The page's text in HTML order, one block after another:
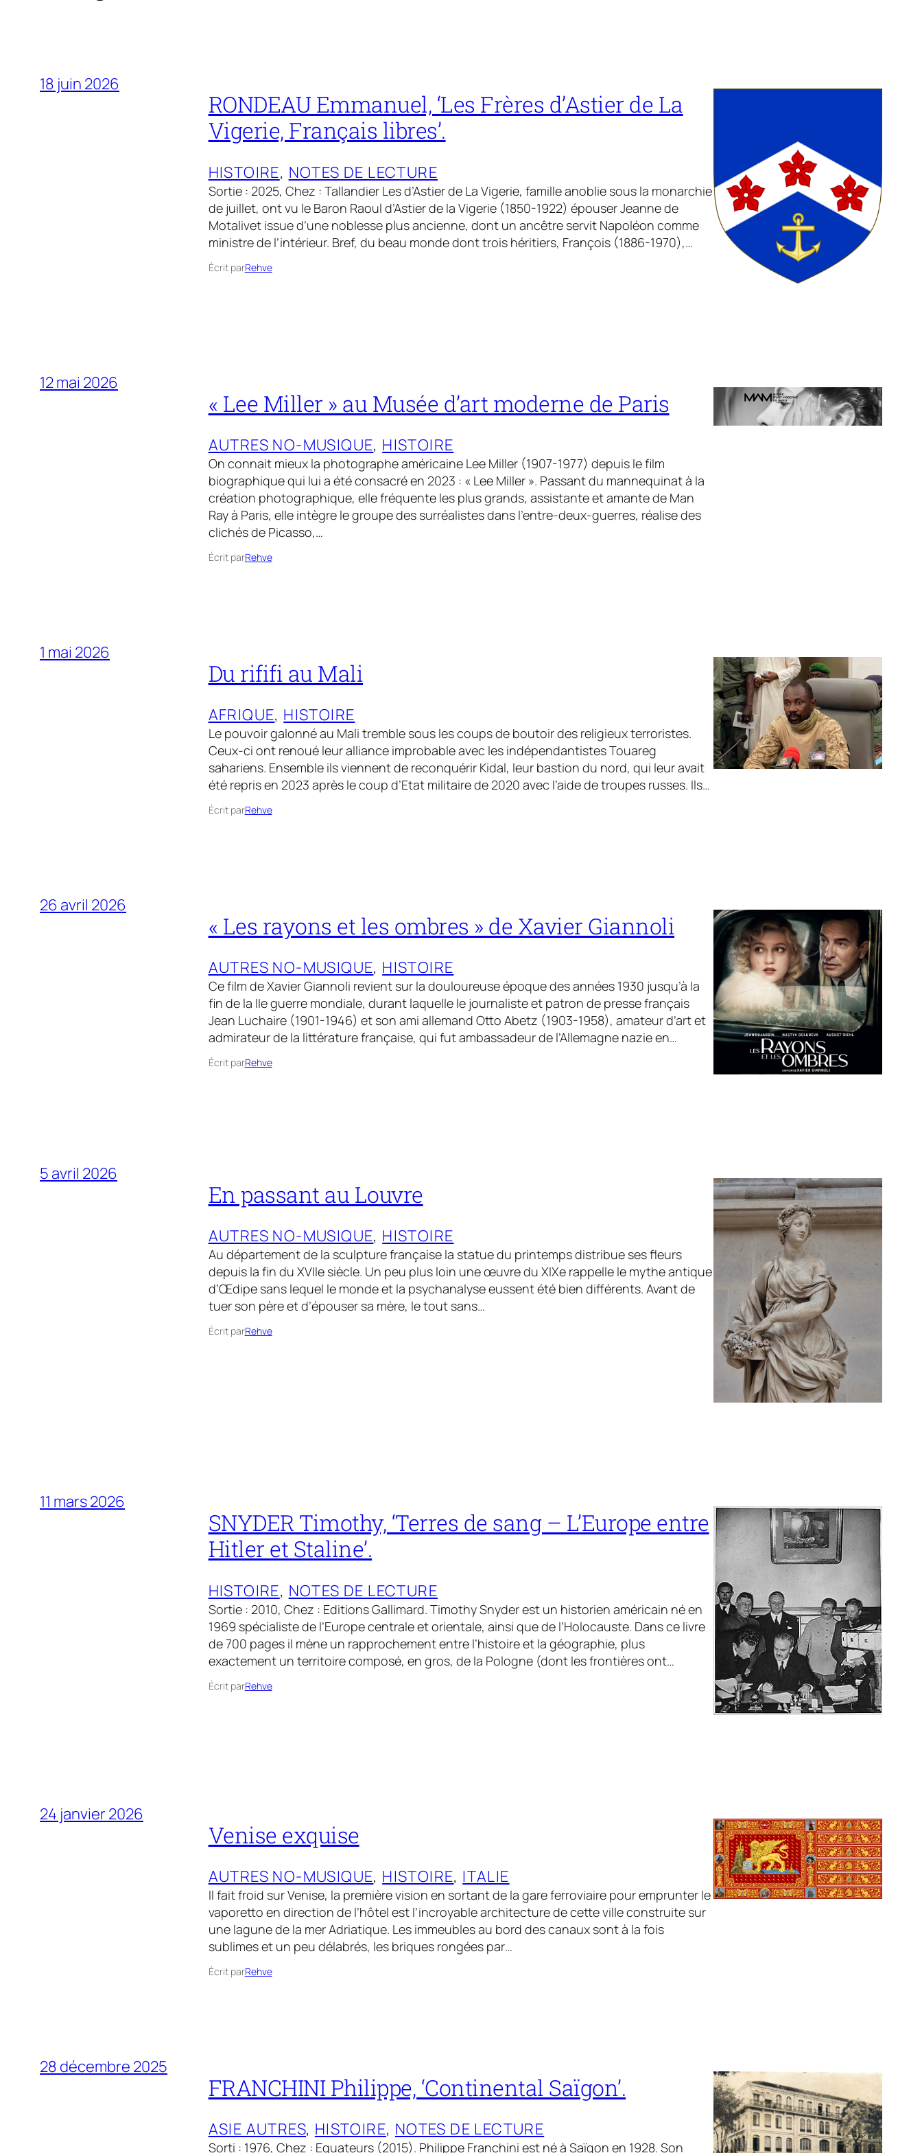
18 juin 2026
RONDEAU Emmanuel, ‘Les Frères d’Astier de La
Vigerie, Français libres’.
HISTOIRE, NOTES DE LECTURE
Sortie : 2025, Chez : Tallandier Les d’Astier de La Vigerie, famille anoblie sous la monarchie
de juillet, ont vu le Baron Raoul d’Astier de la Vigerie (1850-1922) épouser Jeanne de
Motalivet issue d’une noblesse plus ancienne, dont un ancêtre servit Napoléon comme
ministre de l’intérieur. Bref, du beau monde dont trois héritiers, François (1886-1970),…
Écrit parRehve
12 mai 2026
« Lee Miller » au Musée d’art moderne de Paris
AUTRES NO-MUSIQUE, HISTOIRE
On connait mieux la photographe américaine Lee Miller (1907-1977) depuis le film
biographique qui lui a été consacré en 2023 : « Lee Miller ». Passant du mannequinat à la
création photographique, elle fréquente les plus grands, assistante et amante de Man
Ray à Paris, elle intègre le groupe des surréalistes dans l’entre-deux-guerres, réalise des
clichés de Picasso,…
Écrit parRehve
1 mai 2026
Du rififi au Mali
AFRIQUE, HISTOIRE
Le pouvoir galonné au Mali tremble sous les coups de boutoir des religieux terroristes.
Ceux-ci ont renoué leur alliance improbable avec les indépendantistes Touareg
sahariens. Ensemble ils viennent de reconquérir Kidal, leur bastion du nord, qui leur avait
été repris en 2023 après le coup d’Etat militaire de 2020 avec l’aide de troupes russes. Ils…
Écrit parRehve
26 avril 2026
« Les rayons et les ombres » de Xavier Giannoli
AUTRES NO-MUSIQUE, HISTOIRE
Ce film de Xavier Giannoli revient sur la douloureuse époque des années 1930 jusqu’à la
fin de la IIe guerre mondiale, durant laquelle le journaliste et patron de presse français
Jean Luchaire (1901-1946) et son ami allemand Otto Abetz (1903-1958), amateur d’art et
admirateur de la littérature française, qui fut ambassadeur de l’Allemagne nazie en…
Écrit parRehve
5 avril 2026
En passant au Louvre
AUTRES NO-MUSIQUE, HISTOIRE
Au département de la sculpture française la statue du printemps distribue ses fleurs
depuis la fin du XVIIe siècle. Un peu plus loin une œuvre du XIXe rappelle le mythe antique
d’Œdipe sans lequel le monde et la psychanalyse eussent été bien différents. Avant de
tuer son père et d’épouser sa mère, le tout sans…
Écrit parRehve
11 mars 2026
SNYDER Timothy, ‘Terres de sang – L’Europe entre
Hitler et Staline’.
HISTOIRE, NOTES DE LECTURE
Sortie : 2010, Chez : Editions Gallimard. Timothy Snyder est un historien américain né en
1969 spécialiste de l’Europe centrale et orientale, ainsi que de l’Holocauste. Dans ce livre
de 700 pages il mène un rapprochement entre l’histoire et la géographie, plus
exactement un territoire composé, en gros, de la Pologne (dont les frontières ont…
Écrit parRehve
24 janvier 2026
Venise exquise
AUTRES NO-MUSIQUE, HISTOIRE, ITALIE
Il fait froid sur Venise, la première vision en sortant de la gare ferroviaire pour emprunter le
vaporetto en direction de l’hôtel est l’incroyable architecture de cette ville construite sur
une lagune de la mer Adriatique. Les immeubles au bord des canaux sont à la fois
sublimes et un peu délabrés, les briques rongées par…
Écrit parRehve
28 décembre 2025
FRANCHINI Philippe, ‘Continental Saïgon’.
ASIE AUTRES, HISTOIRE, NOTES DE LECTURE
Sorti : 1976, Chez : Equateurs (2015). Philippe Franchini est né à Saïgon en 1928. Son